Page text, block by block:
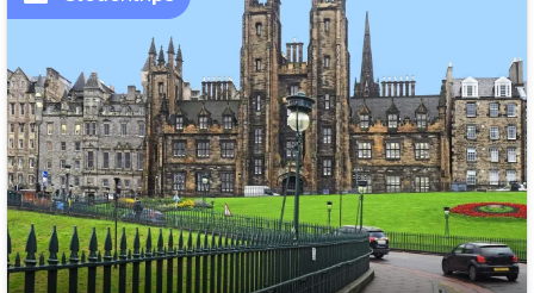
ALLES OP LOOPAFSTAND